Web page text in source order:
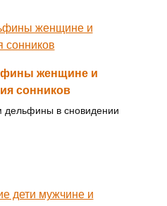
женщине и
сонников
дельфины в сновидении